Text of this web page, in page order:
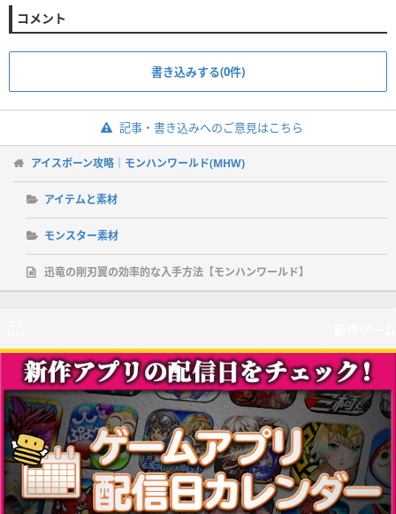
コメント
書き込みする(0件)
記事・書き込みへのご意見はこちら
アイスボーン攻略｜モンハンワールド(MHW)
アイテムと素材
モンスター素材
迅竜の剛刃翼の効率的な入手方法【モンハンワールド】